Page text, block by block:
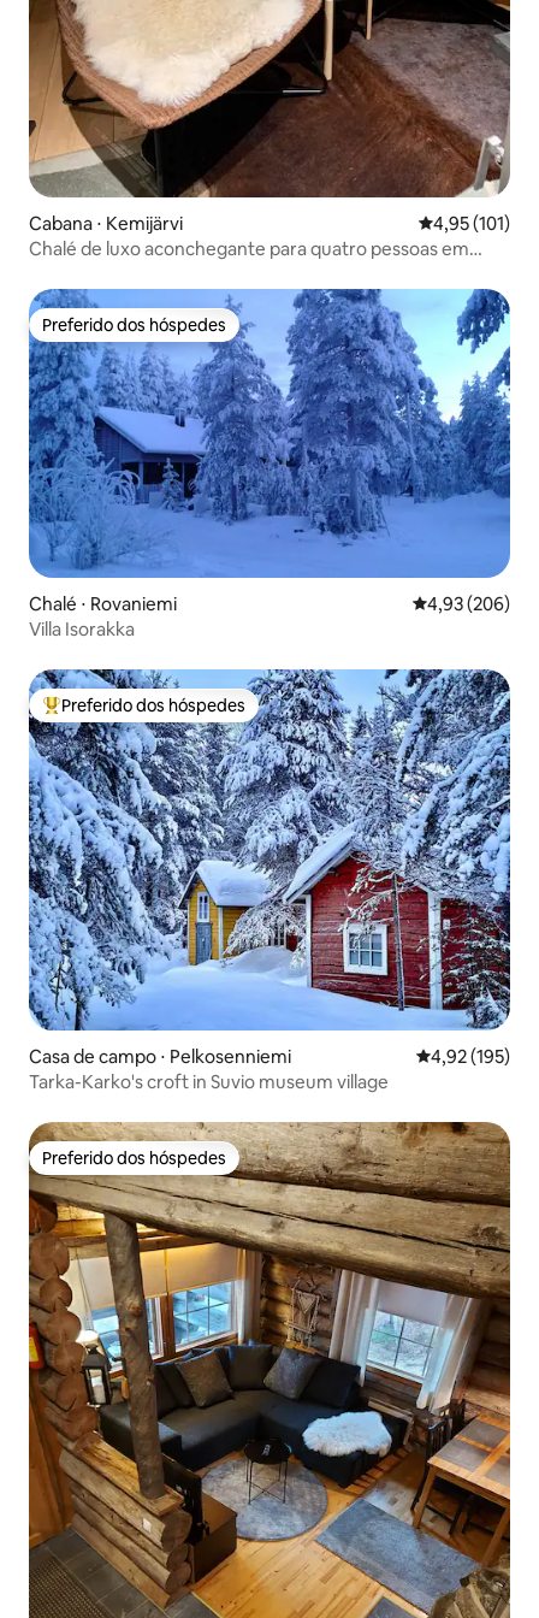
Cabana ⋅ Kemijärvi 4,95 de uma
4,95 (101)
Chalé de luxo aconchegante para quatro pessoas em
Preferido dos hóspedes
Preferido dos hóspedes
Chalé ⋅ Rovaniemi 4,93 de uma
4,93 (206)
Villa Isorakka
Entre os melhores preferidos dos hóspedes
Preferido dos hóspedes
Casa de campo ⋅ Pelkosenniemi 4,92 de uma
4,92 (195)
Tarka-Karko's croft in Suvio museum village
Preferido dos hóspedes
Preferido dos hóspedes